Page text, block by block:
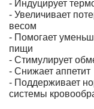
- Индуцирует
- Увеличивает
весом
- Помогает
пищи
- Стимулирует
- Снижает аппетит
- Поддерживает
системы